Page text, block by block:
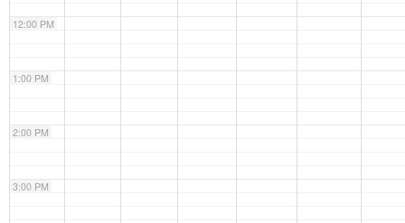
12:00 PM
1:00 PM
2:00 PM
3:00 PM